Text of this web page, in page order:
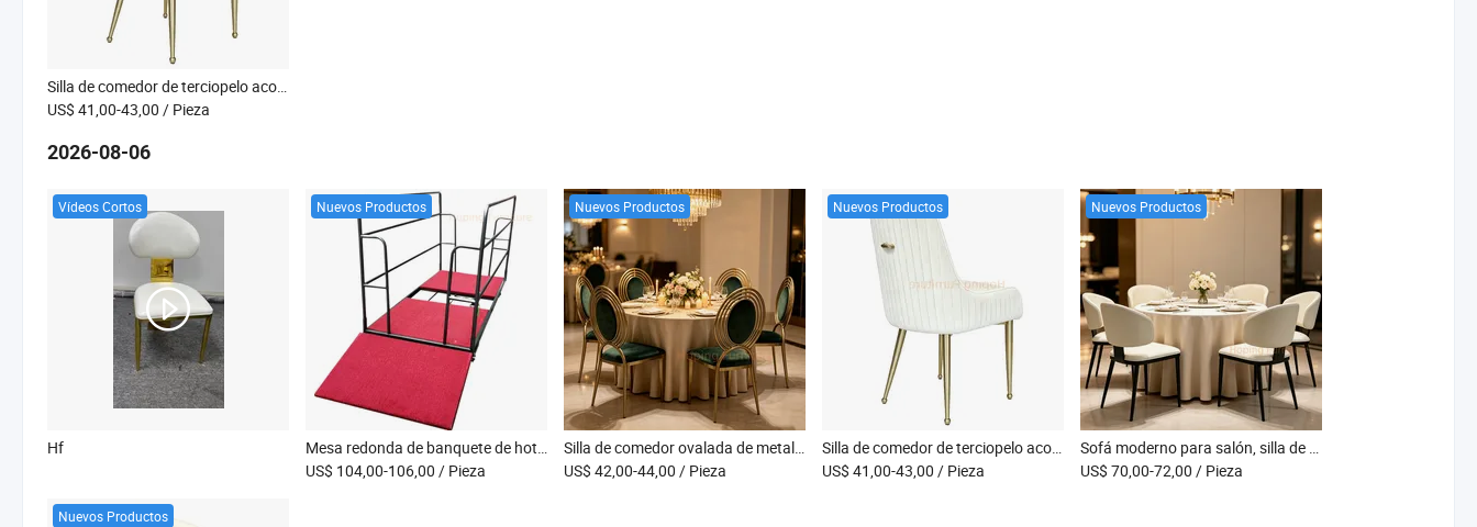
Silla de comedor de terciopelo acolchada de alta calidad con patas doradas, silla lateral de lujo para el comedor, silla de acero inoxidable con cojín para restaurante, banquete, hotel y boda
US$ 41,00-43,00 / Pieza
2026-08-06
Vídeos Cortos
Hf
Nuevos Productos
Mesa redonda de banquete de hotel moderno carrito de transporte
US$ 104,00-106,00 / Pieza
Nuevos Productos
Silla de comedor ovalada de metal dorado antiguo con respaldo redondo, tapizada en terciopelo verde oscuro, silla para banquetes y eventos
US$ 42,00-44,00 / Pieza
Nuevos Productos
Silla de comedor de terciopelo acolchada de alta calidad con patas doradas, silla lateral de lujo para el comedor, silla de acero inoxidable con cojín para restaurante, banquete, hotel y boda
US$ 41,00-43,00 / Pieza
Nuevos Productos
Sofá moderno para salón, silla de ocio, silla de cuero blanco para restaurante, silla de comedor
US$ 70,00-72,00 / Pieza
Nuevos Productos